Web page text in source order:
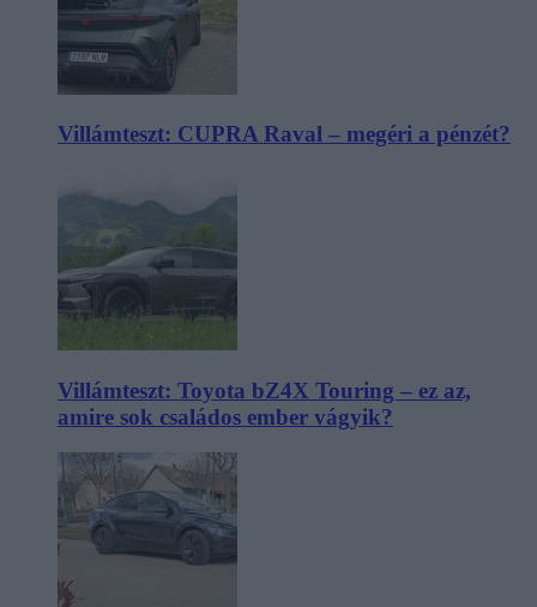
Villámteszt: CUPRA Raval – megéri a pénzét?
Villámteszt: Toyota bZ4X Touring – ez az,
amire sok családos ember vágyik?